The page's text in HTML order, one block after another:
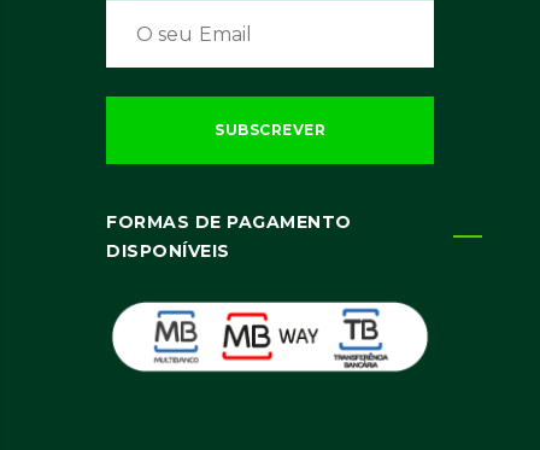
FORMAS DE PAGAMENTO
DISPONÍVEIS